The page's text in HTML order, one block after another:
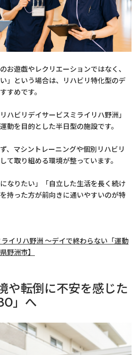
お遊戯やレクリエーションではなく、
」という場合は、リハビリ特化型のデ
すめです。
ハビリデイサービスミライリハ野洲」
動を目的とした半日型の施設です。
、マシントレーニングや個別リハビリ
て取り組める環境が整っています。
なりたい」「自立した生活を長く続け
持った方が前向きに通いやすいのが特
イリハ野洲 〜デイで終わらない「運動
野洲市】
や転倒に不安を感じた
」へ